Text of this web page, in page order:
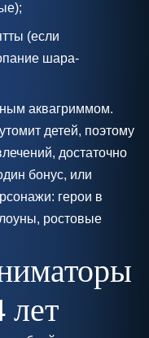
(если
шара-
аквагриммом.
детей, поэтому
достаточно
бонус, или
герои в
ростовые
лет